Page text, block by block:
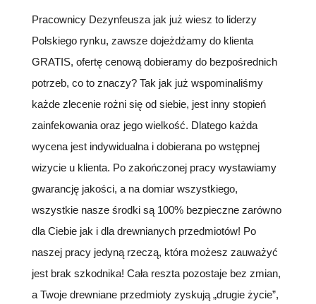
Pracownicy Dezynfeusza jak już wiesz to liderzy
Polskiego rynku, zawsze dojeżdżamy do klienta
GRATIS, ofertę cenową dobieramy do bezpośrednich
potrzeb, co to znaczy? Tak jak już wspominaliśmy
każde zlecenie rożni się od siebie, jest inny stopień
zainfekowania oraz jego wielkość. Dlatego każda
wycena jest indywidualna i dobierana po wstępnej
wizycie u klienta. Po zakończonej pracy wystawiamy
gwarancję jakości, a na domiar wszystkiego,
wszystkie nasze środki są 100% bezpieczne zarówno
dla Ciebie jak i dla drewnianych przedmiotów! Po
naszej pracy jedyną rzeczą, która możesz zauważyć
jest brak szkodnika! Cała reszta pozostaje bez zmian,
a Twoje drewniane przedmioty zyskują „drugie życie”,